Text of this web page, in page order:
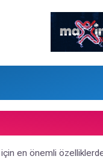
en önemli